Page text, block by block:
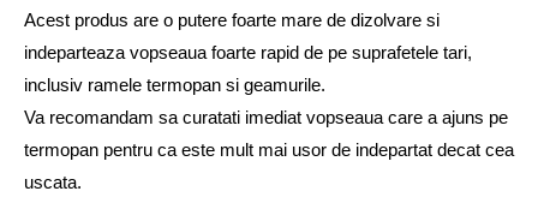
Acest produs are o putere foarte mare de dizolvare si
indeparteaza vopseaua foarte rapid de pe suprafetele tari,
inclusiv ramele termopan si geamurile.
Va recomandam sa curatati imediat vopseaua care a ajuns pe
termopan pentru ca este mult mai usor de indepartat decat cea
uscata.